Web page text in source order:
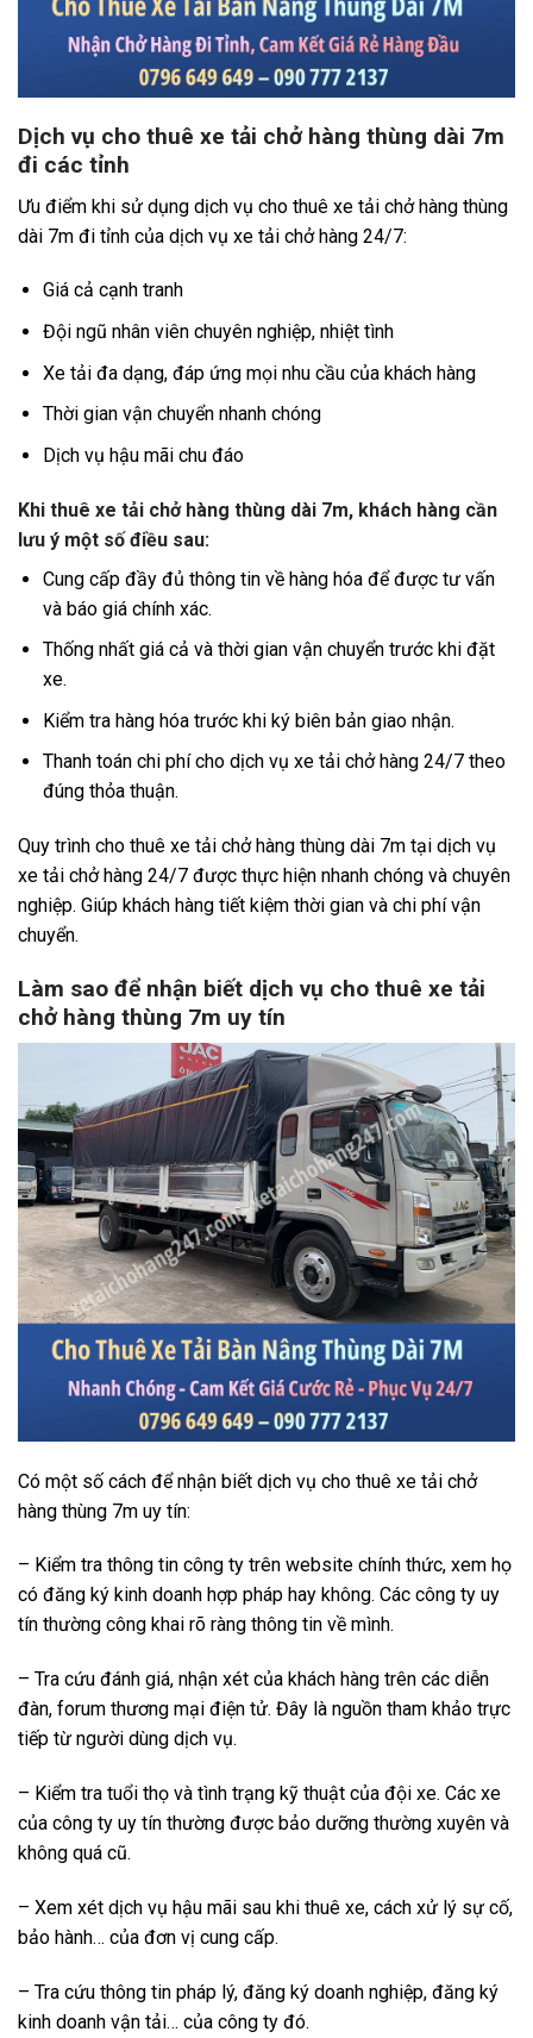
Dịch vụ cho thuê xe tải chở hàng thùng dài 7m
đi các tỉnh
Ưu điểm khi sử dụng dịch vụ cho thuê xe tải chở hàng thùng
dài 7m đi tỉnh của dịch vụ xe tải chở hàng 24/7:
Giá cả cạnh tranh
Đội ngũ nhân viên chuyên nghiệp, nhiệt tình
Xe tải đa dạng, đáp ứng mọi nhu cầu của khách hàng
Thời gian vận chuyển nhanh chóng
Dịch vụ hậu mãi chu đáo
Khi thuê xe tải chở hàng thùng dài 7m, khách hàng cần
lưu ý một số điều sau:
Cung cấp đầy đủ thông tin về hàng hóa để được tư vấn
và báo giá chính xác.
Thống nhất giá cả và thời gian vận chuyển trước khi đặt
xe.
Kiểm tra hàng hóa trước khi ký biên bản giao nhận.
Thanh toán chi phí cho dịch vụ xe tải chở hàng 24/7 theo
đúng thỏa thuận.
Quy trình cho thuê xe tải chở hàng thùng dài 7m tại dịch vụ
xe tải chở hàng 24/7 được thực hiện nhanh chóng và chuyên
nghiệp. Giúp khách hàng tiết kiệm thời gian và chi phí vận
chuyển.
Làm sao để nhận biết dịch vụ cho thuê xe tải
chở hàng thùng 7m uy tín
Có một số cách để nhận biết dịch vụ cho thuê xe tải chở
hàng thùng 7m uy tín:
– Kiểm tra thông tin công ty trên website chính thức, xem họ
có đăng ký kinh doanh hợp pháp hay không. Các công ty uy
tín thường công khai rõ ràng thông tin về mình.
– Tra cứu đánh giá, nhận xét của khách hàng trên các diễn
đàn, forum thương mại điện tử. Đây là nguồn tham khảo trực
tiếp từ người dùng dịch vụ.
– Kiểm tra tuổi thọ và tình trạng kỹ thuật của đội xe. Các xe
của công ty uy tín thường được bảo dưỡng thường xuyên và
không quá cũ.
– Xem xét dịch vụ hậu mãi sau khi thuê xe, cách xử lý sự cố,
bảo hành… của đơn vị cung cấp.
– Tra cứu thông tin pháp lý, đăng ký doanh nghiệp, đăng ký
kinh doanh vận tải… của công ty đó.